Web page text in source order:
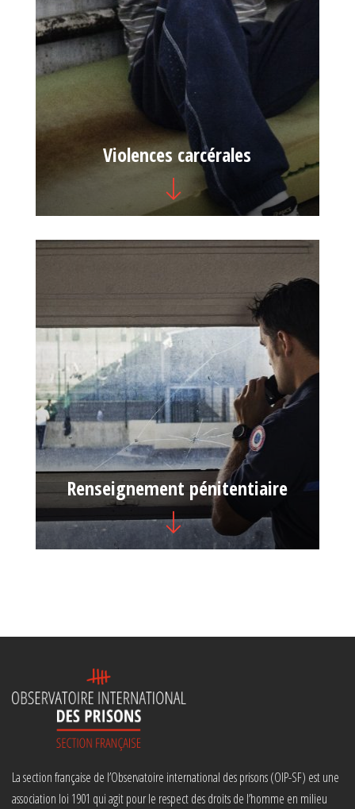
Violences carcérales
Renseignement pénitentiaire
La section française de l’Observatoire international des prisons (OIP-SF) est une
association loi 1901 qui agit pour le respect des droits de l’homme en milieu